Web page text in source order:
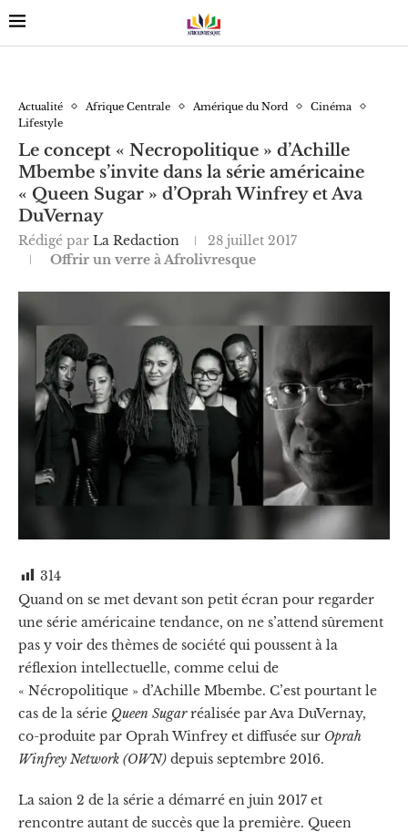
Actualité Afrique Centrale Amérique du Nord
Cinéma
Lifestyle
Le concept « Necropolitique » d’Achille
Mbembe s’invite dans la série américaine
« Queen Sugar » d’Oprah Winfrey et Ava
DuVernay
Rédigé par La Redaction
28 juillet 2017
Offrir un verre à Afrolivresque
314
Quand on se met devant son petit écran pour regarder
une série américaine tendance, on ne s’attend sûrement
pas y voir des thèmes de société qui poussent à la
réflexion intellectuelle, comme celui de
« Nécropolitique » d’Achille Mbembe. C’est pourtant le
cas de la série Queen Sugarréalisée par Ava DuVernay,
co-produite par Oprah Winfrey et diffusée sur Oprah
Winfrey Network (OWN) depuis septembre 2016.
La saion 2 de la série a démarré en juin 2017 et
rencontre autant de succès que la première. Queen